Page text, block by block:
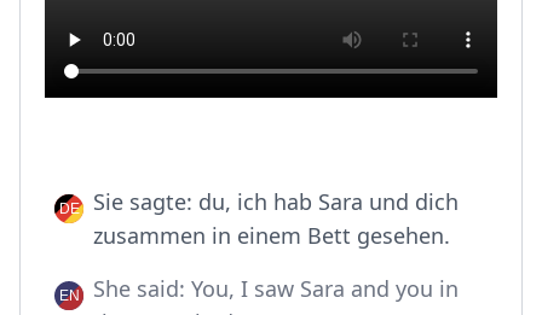
Sie sagte: du, ich hab Sara und dich
zusammen in einem Bett gesehen.
She said: You, I saw Sara and you in